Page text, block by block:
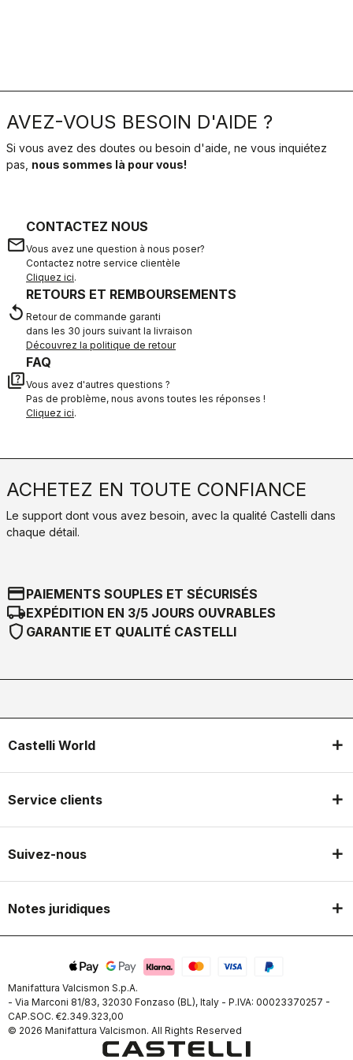
AVEZ-VOUS BESOIN D'AIDE ?
Si vous avez des doutes ou besoin d'aide, ne vous inquiétez
pas, nous sommes là pour vous!
email
CONTACTEZ NOUS
Vous avez une question à nous poser?
Contactez notre service clientèle
Cliquez ici.
replay
RETOURS ET REMBOURSEMENTS
Retour de commande garanti
dans les 30 jours suivant la livraison
Découvrez la politique de retour
quiz
FAQ
Vous avez d'autres questions ?
Pas de problème, nous avons toutes les réponses !
Cliquez ici.
ACHETEZ EN TOUTE CONFIANCE
Le support dont vous avez besoin, avec la qualité Castelli dans
chaque détail.
credit_cardPAIEMENTS SOUPLES ET SÉCURISÉS
local_shippingEXPÉDITION EN 3/5 JOURS OUVRABLES
shield GARANTIE ET QUALITÉ CASTELLI
Castelli World
Service clients
Suivez-nous
Notes juridiques
Manifattura Valcismon S.p.A.
- Via Marconi 81/83, 32030 Fonzaso (BL), Italy - P.IVA: 00023370257 -
CAP.SOC. €2.349.323,00
© 2026 Manifattura Valcismon. All Rights Reserved